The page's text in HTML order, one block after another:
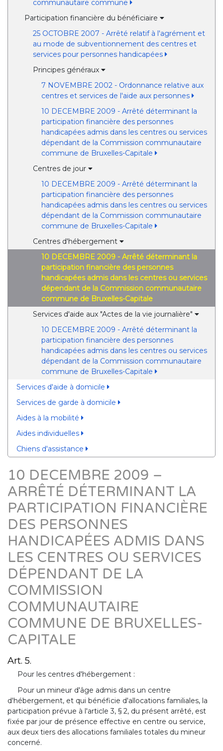
communautaire commune
Participation financière du bénéficiaire
25 OCTOBRE 2007 - Arrêté relatif à l'agrément et
au mode de subventionnement des centres et
services pour personnes handicapées
Principes généraux
7 NOVEMBRE 2002 - Ordonnance relative aux
centres et services de l'aide aux personnes
10 DECEMBRE 2009 - Arrêté déterminant la
participation financière des personnes
handicapées admis dans les centres ou services
dépendant de la Commission communautaire
commune de Bruxelles-Capitale
Centres de jour
10 DECEMBRE 2009 - Arrêté déterminant la
participation financière des personnes
handicapées admis dans les centres ou services
dépendant de la Commission communautaire
commune de Bruxelles-Capitale
Centres d'hébergement
10 DECEMBRE 2009 - Arrêté déterminant la
participation financière des personnes
handicapées admis dans les centres ou services
dépendant de la Commission communautaire
commune de Bruxelles-Capitale
Services d'aide aux "Actes de la vie journalière"
10 DECEMBRE 2009 - Arrêté déterminant la
participation financière des personnes
handicapées admis dans les centres ou services
dépendant de la Commission communautaire
commune de Bruxelles-Capitale
Services d'aide à domicile
Services de garde à domicile
Aides à la mobilité
Aides individuelles
Chiens d'assistance
10 DECEMBRE 2009 –
ARRÊTÉ DÉTERMINANT LA
PARTICIPATION FINANCIÈRE
DES PERSONNES
HANDICAPÉES ADMIS DANS
LES CENTRES OU SERVICES
DÉPENDANT DE LA
COMMISSION
COMMUNAUTAIRE
COMMUNE DE BRUXELLES-
CAPITALE
Art. 5.
Pour les centres d'hébergement :
Pour un mineur d'âge admis dans un centre
d'hébergement, et qui bénéficie d'allocations familiales, la
participation prévue à l'article 3, § 2, du présent arrêté, est
fixée par jour de présence effective en centre ou service,
aux deux tiers des allocations familiales totales du mineur
concerné.